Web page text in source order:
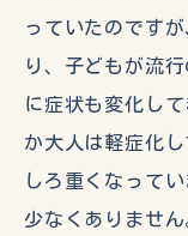
っていたのです
り、子どもが流
に症状も変化し
か大人は軽症化
しろ重くなって
少なくありませ